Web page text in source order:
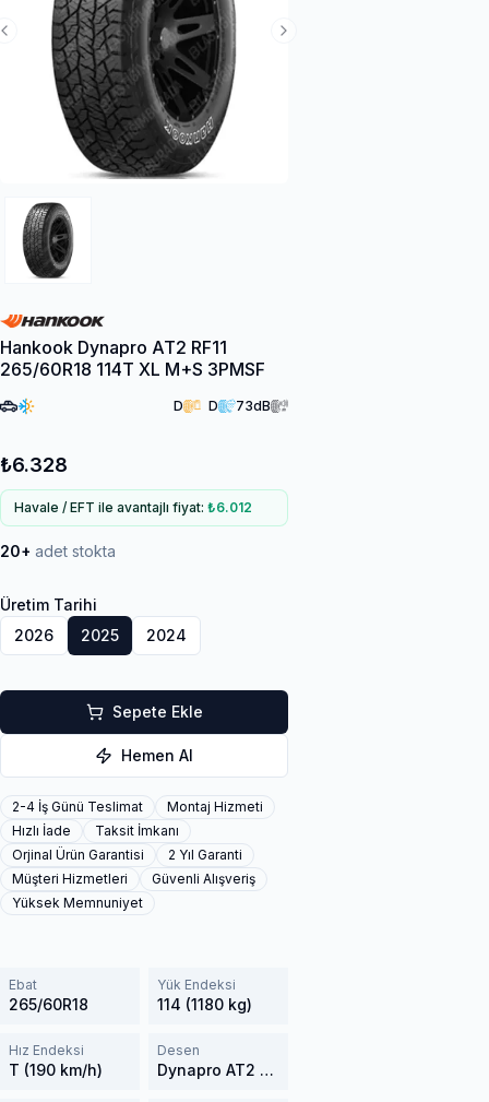
Next Slide
Previous Slide
Hankook Dynapro AT2 RF11
265/60R18 114T XL M+S 3PMSF
D D 73dB
₺6.328
Havale / EFT ile avantajlı fiyat: ₺6.012
20+ adet stokta
Üretim Tarihi
2026
2025 2024
Sepete Ekle
Hemen Al
2-4 İş Günü Teslimat
Montaj Hizmeti
Hızlı İade
Taksit İmkanı
Orjinal Ürün Garantisi
2 Yıl Garanti
Müşteri Hizmetleri
Güvenli Alışveriş
Yüksek Memnuniyet
Ebat
265/60R18
Yük Endeksi
114 (1180 kg)
Hız Endeksi
T (190 km/h)
Desen
Dynapro AT2 RF11